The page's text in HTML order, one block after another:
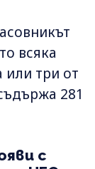
всяка
или три от
281
с